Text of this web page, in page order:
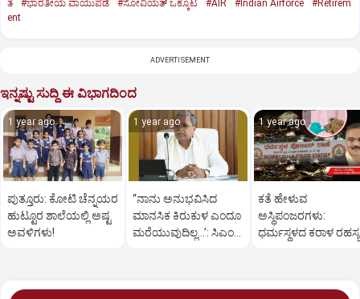
ತೆ
#ಭಾರತೀಯ ವಾಯುಪಡೆ #ಸೋವಿಯತ್‌ ಒಕ್ಕೂಟ #AIR #Indian Airforce
#Retirem
ent
ADVERTISEMENT
ಇನ್ನಷ್ಟು ಸುದ್ದಿ ಈ ವಿಭಾಗದಿಂದ
1 year ago
ಪುತ್ತೂರು: ಕೋಟಿ ಚೆನ್ನಯರ
ಹುಟ್ಟೂರ ಶಾಲೆಯಲ್ಲಿ ಅಷ್ಟ
ಅವಳಿಗಳು!
1 year ago
“ನಾನು ಅನುಭವಿಸಿದ
ಮಾನಸಿಕ ಕಿರುಕುಳ ಎಂದೂ
ಮರೆಯುವುದಿಲ್ಲ…’: ಸಿಎಂ
1 year ago
ಕತೆ ಹೇಳುವ
ಅಸ್ಥಿಪಂಜರಗಳು:
ಧರ್ಮಸ್ಥಳದ‌ ಕರಾಳ ರಹಸ್ಯ